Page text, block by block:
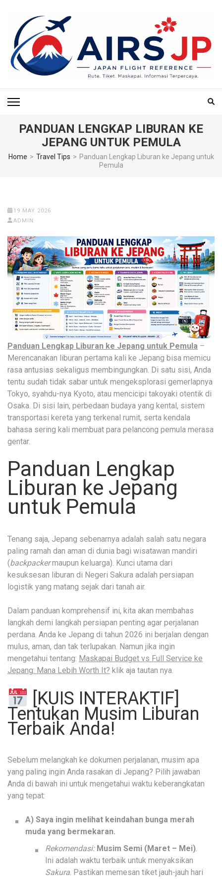
content
(Press
Enter)
AIRS JP – PUSAT
REFERENSI
PENERBANGAN & TIKET
KE JEPANG
Jepang, Air BnB Jepang,
PANDUAN LENGKAP LIBURAN KE
JEPANG UNTUK PEMULA
Home > Travel Tips > Panduan Lengkap Liburan ke Jepang untuk
Pemula
19 MAY 2026
ADMIN
Panduan Lengkap Liburan ke Jepang untuk Pemula –
Merencanakan liburan pertama kali ke Jepang bisa memicu
rasa antusias sekaligus membingungkan. Di satu sisi, Anda
tentu sudah tidak sabar untuk mengeksplorasi gemerlapnya
Tokyo, syahdu-nya Kyoto, atau mencicipi takoyaki otentik di
Osaka. Di sisi lain, perbedaan budaya yang kental, sistem
transportasi kereta yang terkenal rumit, serta kendala
bahasa sering kali membuat para pelancong pemula merasa
gentar.
Panduan Lengkap
Liburan ke Jepang
untuk Pemula
Tenang saja, Jepang sebenarnya adalah salah satu negara
paling ramah dan aman di dunia bagi wisatawan mandiri
(backpackermaupun keluarga). Kunci utama dari
kesuksesan liburan di Negeri Sakura adalah persiapan
logistik yang matang sejak dari tanah air.
Dalam panduan komprehensif ini, kita akan membahas
langkah demi langkah persiapan penting agar perjalanan
perdana. Anda ke Jepang di tahun 2026 ini berjalan dengan
mulus, aman, dan tak terlupakan. Namun jika ingin
mengetahui tentang: Maskapai Budget vs Full Service ke
Jepang: Mana Lebih Worth It? klik aja tautan nya.
[KUIS INTERAKTIF]
Tentukan Musim Liburan
Terbaik Anda!
Sebelum melangkah ke dokumen perjalanan, musim apa
yang paling ingin Anda rasakan di Jepang? Pilih jawaban
Anda di bawah ini untuk mengetahui waktu keberangkatan
yang tepat:
A) Saya ingin melihat keindahan bunga merah
muda yang bermekaran.
Rekomendasi: Musim Semi (Maret – Mei).
Ini adalah waktu terbaik untuk menyaksikan
Sakura. Pastikan memesan tiket jauh-jauh hari